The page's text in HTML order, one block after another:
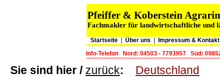
Pfeiffer & Koberstein
Fachmakler für landwirtschaftliche und
Startseite |Über uns Impressum & Kontakt
Info-Telefon
Nord: 04503 - 7793957 Süd:
Sie sind hier / zurück: Deutschland